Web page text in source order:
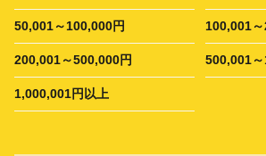
50,001～100,000円 100,001
200,001～500,000円 500,001
1,000,001円以上